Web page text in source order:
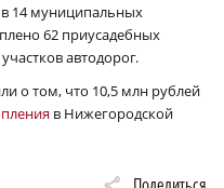
14 муниципальных
62 приусадебных
автодорог.
о том, что 10,5 млн рублей
в Нижегородской